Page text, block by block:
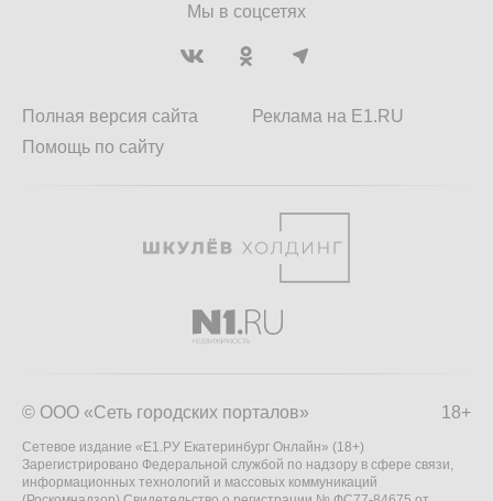
Мы в соцсетях
Полная версия сайта
Помощь по сайту
Реклама на E1.RU
18+
© ООО «Сеть городских порталов»
Сетевое издание «Е1.РУ Екатеринбург Онлайн» (18+)
Зарегистрировано Федеральной службой по надзору в сфере связи,
информационных технологий и массовых коммуникаций